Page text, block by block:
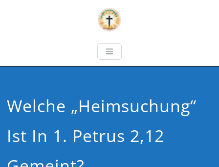
Welche „Heimsuchung“
Ist In 1. Petrus 2,12